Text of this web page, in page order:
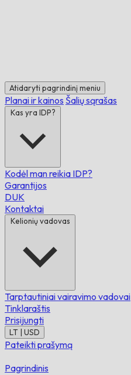
Atidaryti pagrindinį meniu
Planai ir kainos Šalių sąrašas
Kas yra IDP?
Kodėl man reikia IDP?
Garantijos
DUK
Kontaktai
Kelionių vadovas
Tarptautiniai vairavimo vadovai
Tinklaraštis
Prisijungti
LT | USD
Pateikti prašymą
Pagrindinis